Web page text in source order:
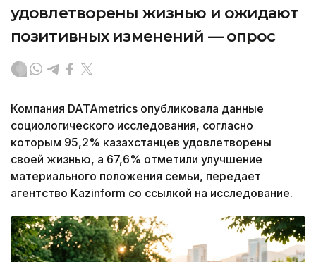
удовлетворены жизнью и ожидают
позитивных изменений — опрос
Компания DATAmetrics опубликовала данные
социологического исследования, согласно
которым 95,2% казахстанцев удовлетворены
своей жизнью, а 67,6% отметили улучшение
материального положения семьи, передает
агентство Kazinform со ссылкой на исследование.